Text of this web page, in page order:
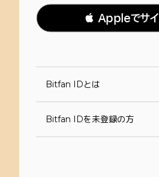
 Appleでサイ
Bitfan IDとは
Bitfan IDを未登録の方